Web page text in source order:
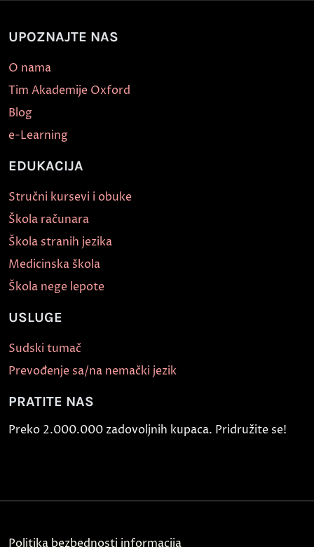
UPOZNAJTE NAS
O nama
Tim Akademije Oxford
Blog
e-Learning
EDUKACIJA
Stručni kursevi i obuke
Škola računara
Škola stranih jezika
Medicinska škola
Škola nege lepote
USLUGE
Sudski tumač
Prevođenje sa/na nemački jezik
PRATITE NAS
Preko 2.000.000 zadovoljnih kupaca. Pridružite se!
Politika bezbednosti informacija